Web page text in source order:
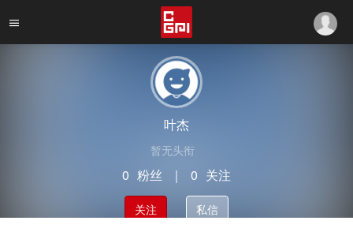
叶杰
暂无头衔
0 粉丝 ｜ 0 关注
关注 私信